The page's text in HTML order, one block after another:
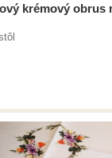
krémový obrus